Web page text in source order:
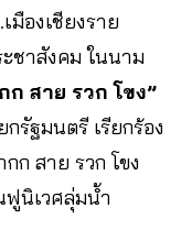
องเชียงราย
ชาสังคม ในนาม
สาย รวก โขง”
รัฐมนตรี เรียกร้อง
สาย รวก โขง
นิเวศลุ่มน้ำ